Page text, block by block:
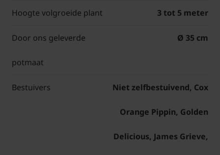
Hoogte volgroeide plant 3 tot 5 meter
Door ons geleverde
potmaat
Ø 35 cm
Bestuivers Niet zelfbestuivend, Cox
Orange Pippin, Golden
Delicious, James Grieve,